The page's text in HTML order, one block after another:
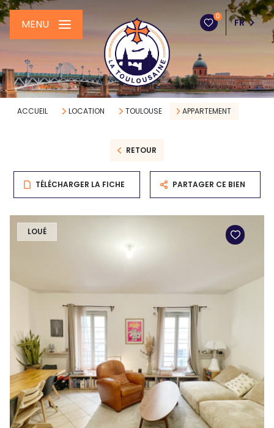
0
FR
MENU
ACCUEIL LOCATION TOULOUSE APPARTEMENT
RETOUR
TÉLÉCHARGER LA FICHE PARTAGER CE BIEN
LOUÉ